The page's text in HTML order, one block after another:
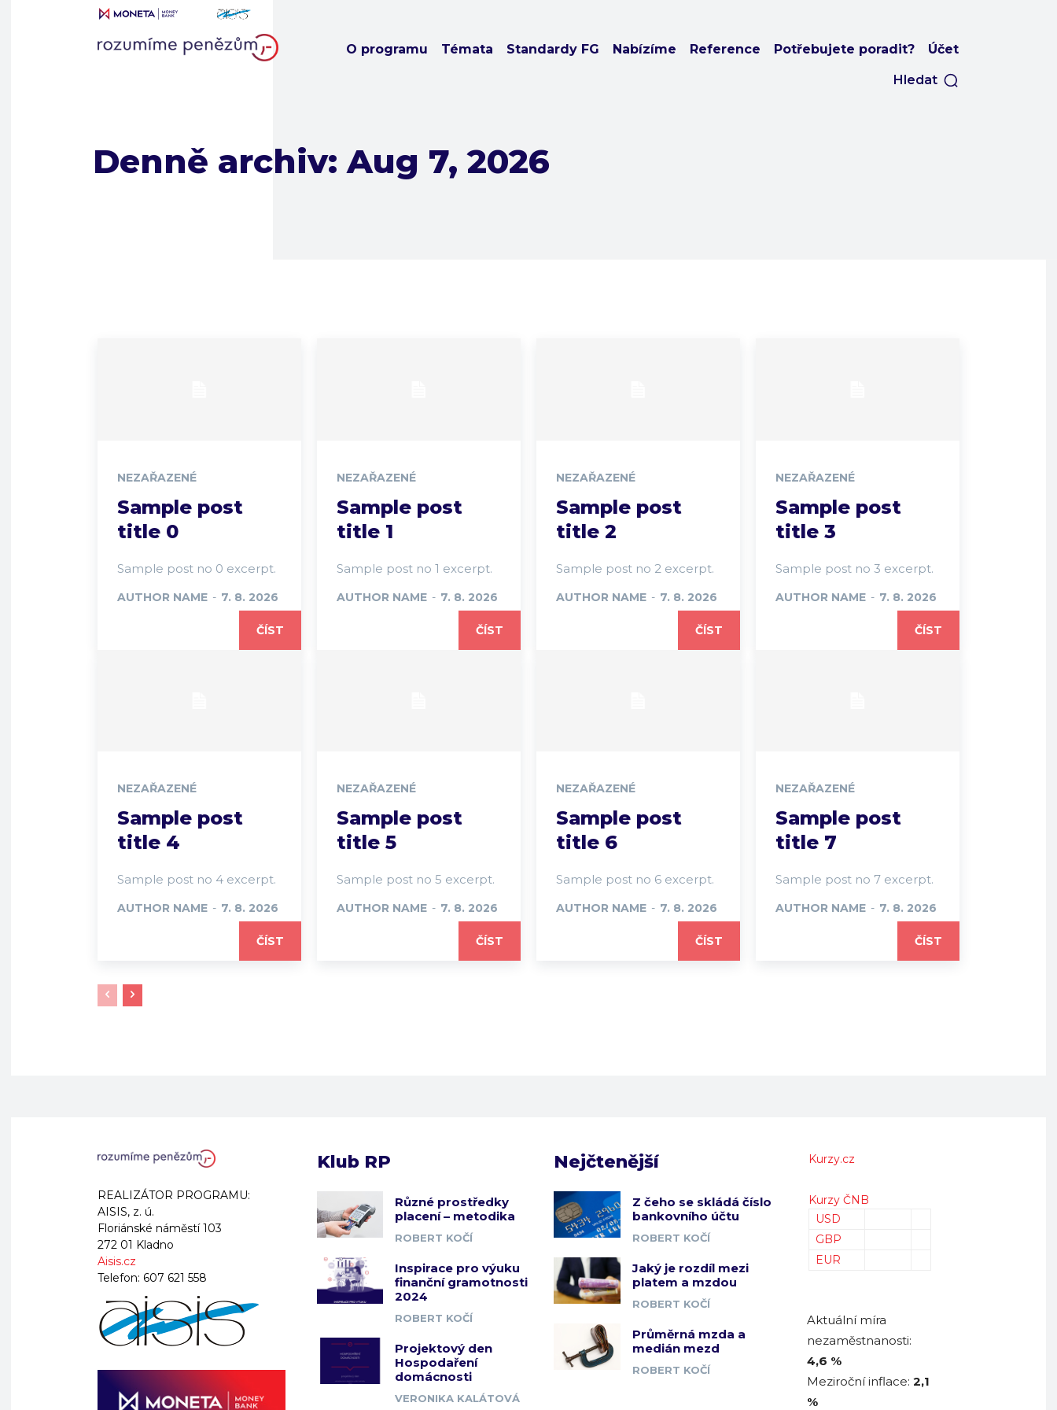
O programu Témata Standardy FG Nabízíme Reference Potřebujete poradit? Účet
Hledat
Denně archiv: Aug 7, 2026
NEZAŘAZENÉ
Sample post
title 0
Sample post no 0 excerpt.
AUTHOR NAME - 7. 8. 2026
ČÍST
NEZAŘAZENÉ
Sample post
title 1
Sample post no 1 excerpt.
AUTHOR NAME - 7. 8. 2026
ČÍST
NEZAŘAZENÉ
Sample post
title 2
Sample post no 2 excerpt.
AUTHOR NAME - 7. 8. 2026
ČÍST
NEZAŘAZENÉ
Sample post
title 3
Sample post no 3 excerpt.
AUTHOR NAME - 7. 8. 2026
ČÍST
NEZAŘAZENÉ
Sample post
title 4
Sample post no 4 excerpt.
AUTHOR NAME - 7. 8. 2026
ČÍST
NEZAŘAZENÉ
Sample post
title 5
Sample post no 5 excerpt.
AUTHOR NAME - 7. 8. 2026
ČÍST
NEZAŘAZENÉ
Sample post
title 6
Sample post no 6 excerpt.
AUTHOR NAME - 7. 8. 2026
ČÍST
NEZAŘAZENÉ
Sample post
title 7
Sample post no 7 excerpt.
AUTHOR NAME - 7. 8. 2026
ČÍST
REALIZÁTOR PROGRAMU:
AISIS, z. ú.
Floriánské náměstí 103
272 01 Kladno
Aisis.cz
Telefon: 607 621 558
Klub RP
Různé prostředky
placení – metodika
ROBERT KOČÍ
Inspirace pro výuku
finanční gramotnosti
2024
ROBERT KOČÍ
Projektový den
Hospodaření
domácnosti
VERONIKA KALÁTOVÁ
Nejčtenější
Z čeho se skládá číslo
bankovního účtu
ROBERT KOČÍ
Jaký je rozdíl mezi
platem a mzdou
ROBERT KOČÍ
Průměrná mzda a
medián mezd
ROBERT KOČÍ
Kurzy.cz
Kurzy ČNB
USD
GBP
EUR
Aktuální míra
nezaměstnanosti:
4,6 %
Meziroční inflace: 2,1
%